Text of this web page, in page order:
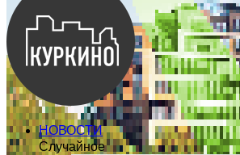
НОВОСТИ
Случайное